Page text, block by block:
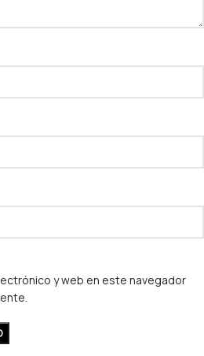
y web en este navegador